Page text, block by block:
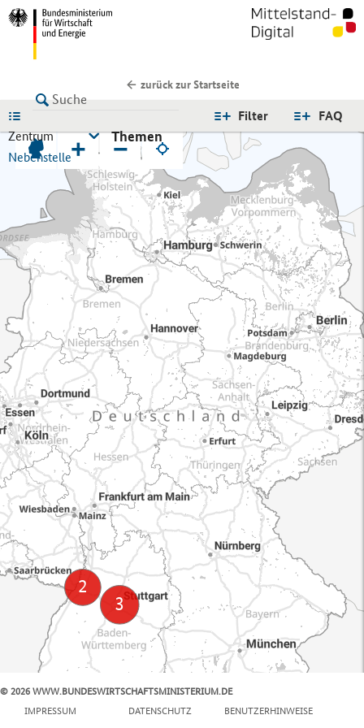
zurück zur Startseite
FAQ
Filter
Zentrum
Nebenstelle
Themen
+ −
© 2026 WWW.BUNDESWIRTSCHAFTSMINISTERIUM.DE
IMPRESSUM
DATENSCHUTZ BENUTZERHINWEISE